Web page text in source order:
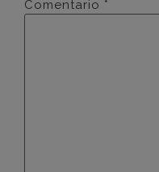
Comentario *